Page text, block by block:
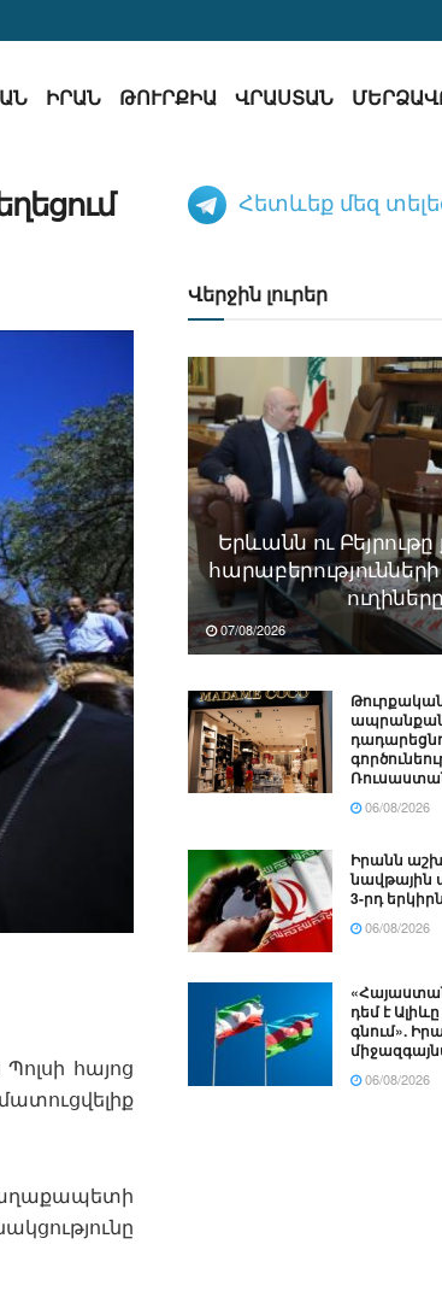
ԻՐԱՆ ԹՈՒՐՔԻԱ ՎՐԱՍՏԱՆ
հայոց
Հետևեք մեզ
Վերջին լուրեր
Երևանն ու Բեյրութը
07/08/2026
06/08/2026
Իրանն
նավթային
3-րդ
06/08/2026
դեմ է
գնում».
06/08/2026